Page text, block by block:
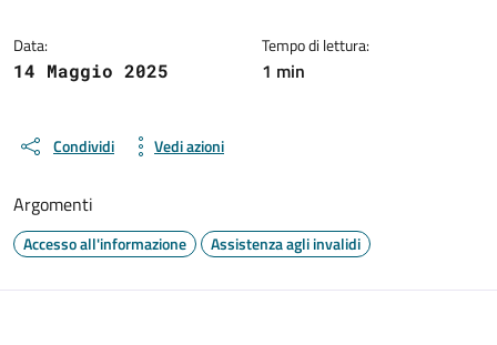
Data:
14 Maggio 2025
Tempo di lettura:
1 min
Condividi Vedi azioni
Argomenti
Accesso all'informazione Assistenza agli invalidi